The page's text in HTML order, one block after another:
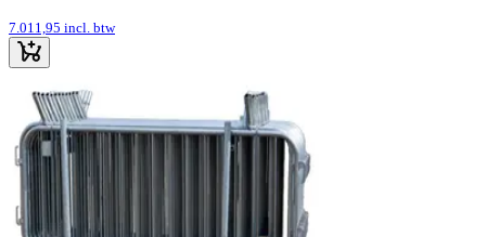
7.011,95 incl. btw